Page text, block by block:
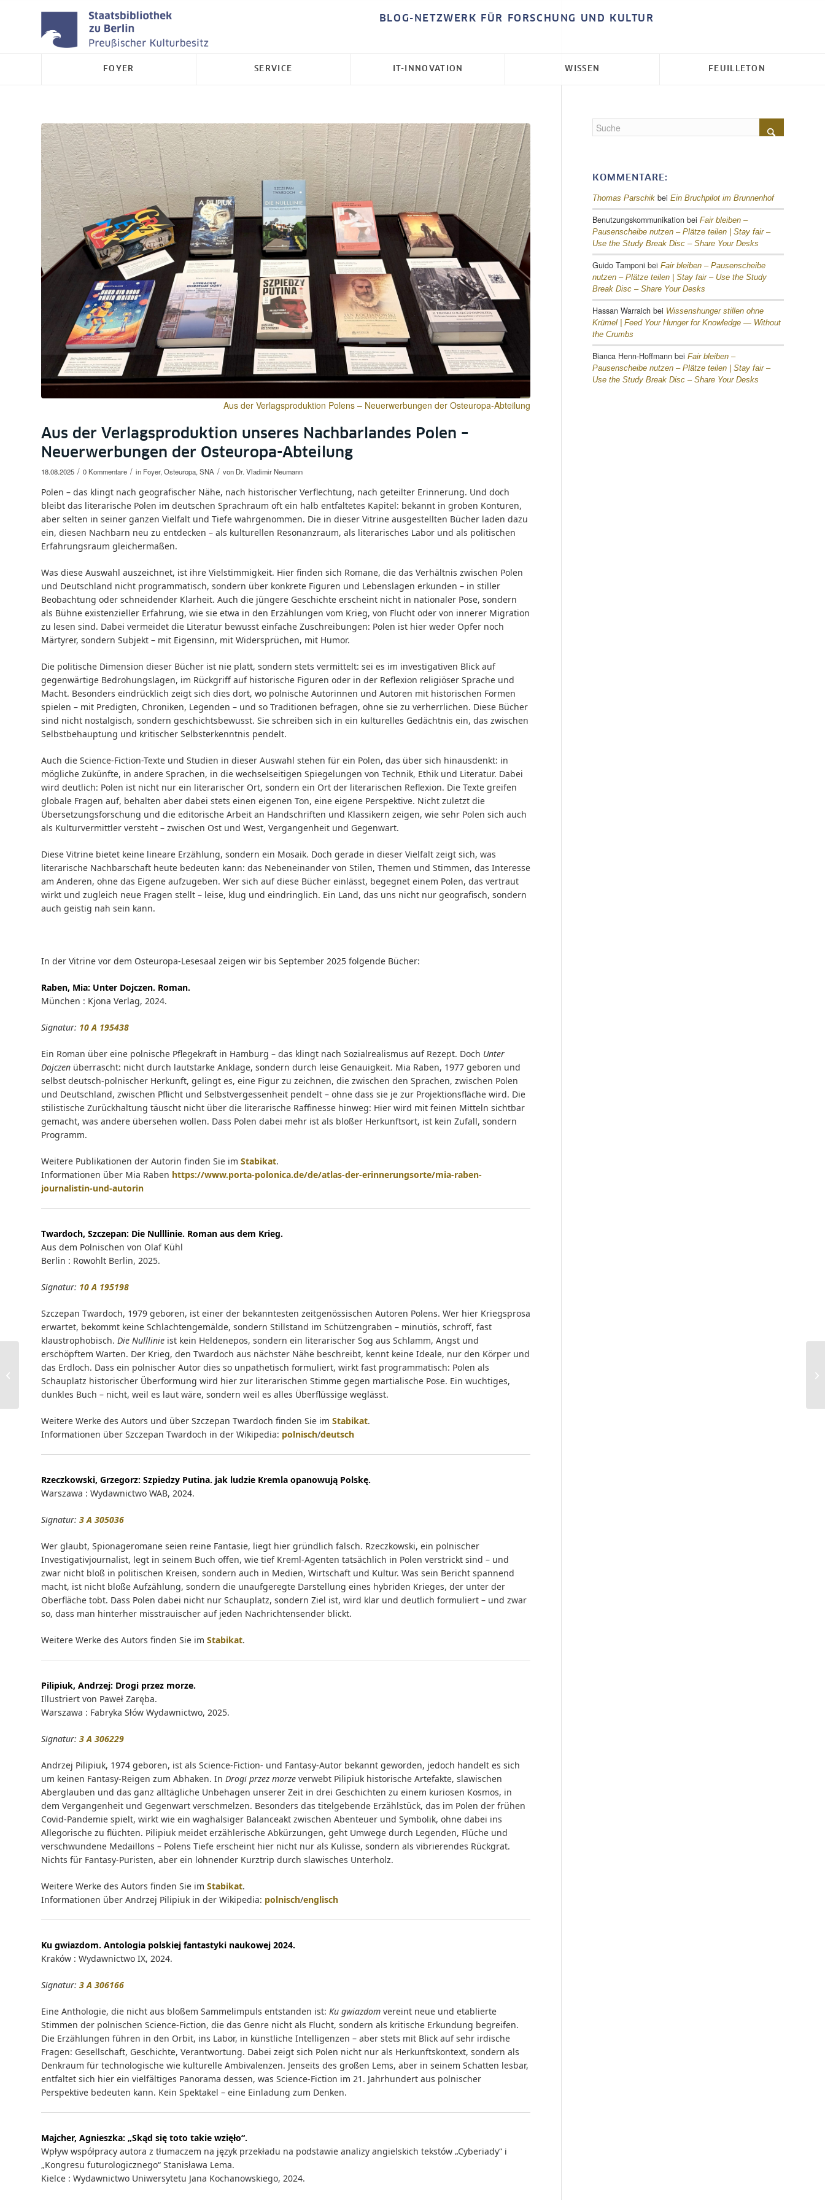
BLOG-NETZWERK FÜR FORSCHUNG UND KULTUR
FOYER SERVICE IT-INNOVATION WISSEN FEUILLETON
Aus der Verlagsproduktion Polens – Neuerwerbungen der Osteuropa-Abteilung
Aus der Verlagsproduktion unseres Nachbarlandes Polen –
Neuerwerbungen der Osteuropa-Abteilung
18.08.2025 / 0 Kommentare / in Foyer, Osteuropa, SNA / von Dr. Vladimir Neumann
Polen – das klingt nach geografischer Nähe, nach historischer Verflechtung, nach geteilter Erinnerung. Und doch
bleibt das literarische Polen im deutschen Sprachraum oft ein halb entfaltetes Kapitel: bekannt in groben Konturen,
aber selten in seiner ganzen Vielfalt und Tiefe wahrgenommen. Die in dieser Vitrine ausgestellten Bücher laden dazu
ein, diesen Nachbarn neu zu entdecken – als kulturellen Resonanzraum, als literarisches Labor und als politischen
Erfahrungsraum gleichermaßen.
Was diese Auswahl auszeichnet, ist ihre Vielstimmigkeit. Hier finden sich Romane, die das Verhältnis zwischen Polen
und Deutschland nicht programmatisch, sondern über konkrete Figuren und Lebenslagen erkunden – in stiller
Beobachtung oder schneidender Klarheit. Auch die jüngere Geschichte erscheint nicht in nationaler Pose, sondern
als Bühne existenzieller Erfahrung, wie sie etwa in den Erzählungen vom Krieg, von Flucht oder von innerer Migration
zu lesen sind. Dabei vermeidet die Literatur bewusst einfache Zuschreibungen: Polen ist hier weder Opfer noch
Märtyrer, sondern Subjekt – mit Eigensinn, mit Widersprüchen, mit Humor.
Die politische Dimension dieser Bücher ist nie platt, sondern stets vermittelt: sei es im investigativen Blick auf
gegenwärtige Bedrohungslagen, im Rückgriff auf historische Figuren oder in der Reflexion religiöser Sprache und
Macht. Besonders eindrücklich zeigt sich dies dort, wo polnische Autorinnen und Autoren mit historischen Formen
spielen – mit Predigten, Chroniken, Legenden – und so Traditionen befragen, ohne sie zu verherrlichen. Diese Bücher
sind nicht nostalgisch, sondern geschichtsbewusst. Sie schreiben sich in ein kulturelles Gedächtnis ein, das zwischen
Selbstbehauptung und kritischer Selbsterkenntnis pendelt.
Auch die Science-Fiction-Texte und Studien in dieser Auswahl stehen für ein Polen, das über sich hinausdenkt: in
mögliche Zukünfte, in andere Sprachen, in die wechselseitigen Spiegelungen von Technik, Ethik und Literatur. Dabei
wird deutlich: Polen ist nicht nur ein literarischer Ort, sondern ein Ort der literarischen Reflexion. Die Texte greifen
globale Fragen auf, behalten aber dabei stets einen eigenen Ton, eine eigene Perspektive. Nicht zuletzt die
Übersetzungsforschung und die editorische Arbeit an Handschriften und Klassikern zeigen, wie sehr Polen sich auch
als Kulturvermittler versteht – zwischen Ost und West, Vergangenheit und Gegenwart.
Diese Vitrine bietet keine lineare Erzählung, sondern ein Mosaik. Doch gerade in dieser Vielfalt zeigt sich, was
literarische Nachbarschaft heute bedeuten kann: das Nebeneinander von Stilen, Themen und Stimmen, das Interesse
am Anderen, ohne das Eigene aufzugeben. Wer sich auf diese Bücher einlässt, begegnet einem Polen, das vertraut
wirkt und zugleich neue Fragen stellt – leise, klug und eindringlich. Ein Land, das uns nicht nur geografisch, sondern
auch geistig nah sein kann.
In der Vitrine vor dem Osteuropa-Lesesaal zeigen wir bis September 2025 folgende Bücher:
Raben, Mia: Unter Dojczen. Roman.
München : Kjona Verlag, 2024.
Signatur: 10 A 195438
Ein Roman über eine polnische Pflegekraft in Hamburg – das klingt nach Sozialrealismus auf Rezept. Doch Unter
Dojczen überrascht: nicht durch lautstarke Anklage, sondern durch leise Genauigkeit. Mia Raben, 1977 geboren und
selbst deutsch-polnischer Herkunft, gelingt es, eine Figur zu zeichnen, die zwischen den Sprachen, zwischen Polen
und Deutschland, zwischen Pflicht und Selbstvergessenheit pendelt – ohne dass sie je zur Projektionsfläche wird. Die
stilistische Zurückhaltung täuscht nicht über die literarische Raffinesse hinweg: Hier wird mit feinen Mitteln sichtbar
gemacht, was andere übersehen wollen. Dass Polen dabei mehr ist als bloßer Herkunftsort, ist kein Zufall, sondern
Programm.
Weitere Publikationen der Autorin finden Sie im Stabikat.
Informationen über Mia Raben https://www.porta-polonica.de/de/atlas-der-erinnerungsorte/mia-raben-
journalistin-und-autorin
Twardoch, Szczepan: Die Nulllinie. Roman aus dem Krieg.
Aus dem Polnischen von Olaf Kühl
Berlin : Rowohlt Berlin, 2025.
Signatur: 10 A 195198
Szczepan Twardoch, 1979 geboren, ist einer der bekanntesten zeitgenössischen Autoren Polens. Wer hier Kriegsprosa
erwartet, bekommt keine Schlachtengemälde, sondern Stillstand im Schützengraben – minutiös, schroff, fast
klaustrophobisch. Die Nulllinie ist kein Heldenepos, sondern ein literarischer Sog aus Schlamm, Angst und
erschöpftem Warten. Der Krieg, den Twardoch aus nächster Nähe beschreibt, kennt keine Ideale, nur den Körper und
das Erdloch. Dass ein polnischer Autor dies so unpathetisch formuliert, wirkt fast programmatisch: Polen als
Schauplatz historischer Überformung wird hier zur literarischen Stimme gegen martialische Pose. Ein wuchtiges,
dunkles Buch – nicht, weil es laut wäre, sondern weil es alles Überflüssige weglässt.
Weitere Werke des Autors und über Szczepan Twardoch finden Sie im Stabikat.
Informationen über Szczepan Twardoch in der Wikipedia: polnisch/deutsch
Rzeczkowski, Grzegorz: Szpiedzy Putina. jak ludzie Kremla opanowują Polskę.
Warszawa : Wydawnictwo WAB, 2024.
Signatur: 3 A 305036
Wer glaubt, Spionageromane seien reine Fantasie, liegt hier gründlich falsch. Rzeczkowski, ein polnischer
Investigativjournalist, legt in seinem Buch offen, wie tief Kreml-Agenten tatsächlich in Polen verstrickt sind – und
zwar nicht bloß in politischen Kreisen, sondern auch in Medien, Wirtschaft und Kultur. Was sein Bericht spannend
macht, ist nicht bloße Aufzählung, sondern die unaufgeregte Darstellung eines hybriden Krieges, der unter der
Oberfläche tobt. Dass Polen dabei nicht nur Schauplatz, sondern Ziel ist, wird klar und deutlich formuliert – und zwar
so, dass man hinterher misstrauischer auf jeden Nachrichtensender blickt.
Weitere Werke des Autors finden Sie im Stabikat.
Pilipiuk, Andrzej: Drogi przez morze.
Illustriert von Paweł Zaręba.
Warszawa : Fabryka Słów Wydawnictwo, 2025.
Signatur: 3 A 306229
Andrzej Pilipiuk, 1974 geboren, ist als Science-Fiction- und Fantasy-Autor bekannt geworden, jedoch handelt es sich
um keinen Fantasy‑Reigen zum Abhaken. In Drogi przez morze verwebt Pilipiuk historische Artefakte, slawischen
Aberglauben und das ganz alltägliche Unbehagen unserer Zeit in drei Geschichten zu einem kuriosen Kosmos, in
dem Vergangenheit und Gegenwart verschmelzen. Besonders das titelgebende Erzählstück, das im Polen der frühen
Covid‑Pandemie spielt, wirkt wie ein waghalsiger Balanceakt zwischen Abenteuer und Symbolik, ohne dabei ins
Allegorische zu flüchten. Pilipiuk meidet erzählerische Abkürzungen, geht Umwege durch Legenden, Flüche und
verschwundene Medaillons – Polens Tiefe erscheint hier nicht nur als Kulisse, sondern als vibrierendes Rückgrat.
Nichts für Fantasy‑Puristen, aber ein lohnender Kurztrip durch slawisches Unterholz.
Weitere Werke des Autors finden Sie im Stabikat.
Informationen über Andrzej Pilipiuk in der Wikipedia: polnisch/englisch
Ku gwiazdom. Antologia polskiej fantastyki naukowej 2024.
Kraków : Wydawnictwo IX, 2024.
Signatur: 3 A 306166
Eine Anthologie, die nicht aus bloßem Sammelimpuls entstanden ist: Ku gwiazdom vereint neue und etablierte
Stimmen der polnischen Science-Fiction, die das Genre nicht als Flucht, sondern als kritische Erkundung begreifen.
Die Erzählungen führen in den Orbit, ins Labor, in künstliche Intelligenzen – aber stets mit Blick auf sehr irdische
Fragen: Gesellschaft, Geschichte, Verantwortung. Dabei zeigt sich Polen nicht nur als Herkunftskontext, sondern als
Denkraum für technologische wie kulturelle Ambivalenzen. Jenseits des großen Lems, aber in seinem Schatten lesbar,
entfaltet sich hier ein vielfältiges Panorama dessen, was Science-Fiction im 21. Jahrhundert aus polnischer
Perspektive bedeuten kann. Kein Spektakel – eine Einladung zum Denken.
Majcher, Agnieszka: „Skąd się toto takie wzięło“.
Wpływ współpracy autora z tłumaczem na język przekładu na podstawie analizy angielskich tekstów „Cyberiady“ i
„Kongresu futurologicznego“ Stanisława Lema.
Kielce : Wydawnictwo Uniwersytetu Jana Kochanowskiego, 2024.
KOMMENTARE:
Thomas Parschik bei Ein Bruchpilot im Brunnenhof
Benutzungskommunikation bei Fair bleiben –
Pausenscheibe nutzen – Plätze teilen | Stay fair –
Use the Study Break Disc – Share Your Desks
Guido Tamponi bei Fair bleiben – Pausenscheibe
nutzen – Plätze teilen | Stay fair – Use the Study
Break Disc – Share Your Desks
Hassan Warraich bei Wissenshunger stillen ohne
Krümel | Feed Your Hunger for Knowledge — Without
the Crumbs
Bianca Henn-Hoffmann bei Fair bleiben –
Pausenscheibe nutzen – Plätze teilen | Stay fair –
Use the Study Break Disc – Share Your Desks
Achtung Frühaufsteher:
Netzwerkunterbrechungen möglich |